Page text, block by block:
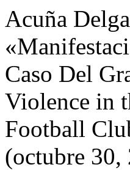
Acuña
Caso Del
Violence in
Football
(octubre 30,